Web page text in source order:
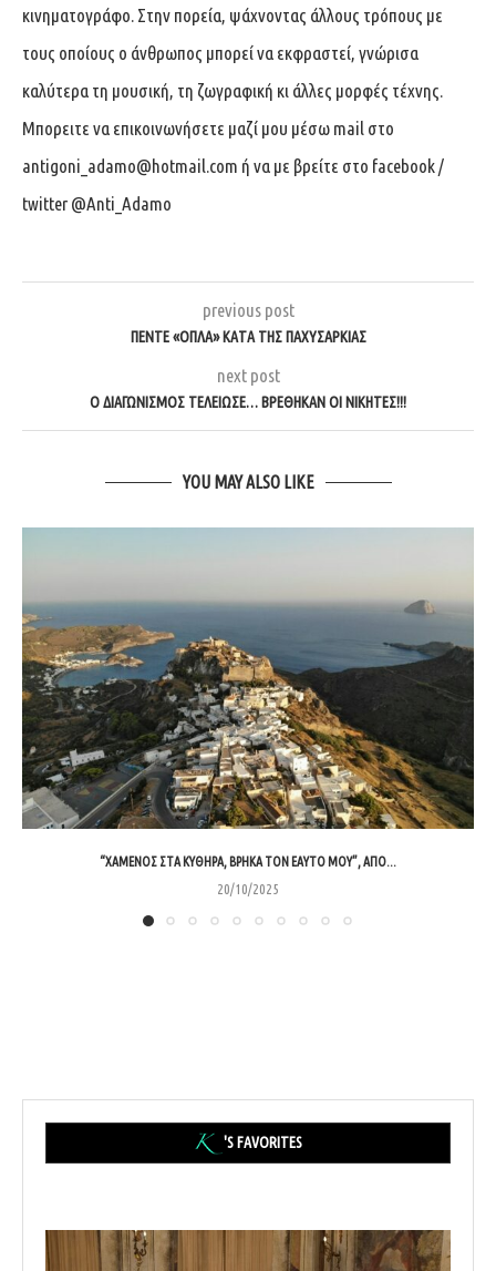
κινηματογράφο. Στην πορεία, ψάχνοντας άλλους τρόπους με
τους οποίους ο άνθρωπος μπορεί να εκφραστεί, γνώρισα
καλύτερα τη μουσική, τη ζωγραφική κι άλλες μορφές τέχνης.
Μπορειτε να επικοινωνήσετε μαζί μου μέσω mail στο
antigoni_adamo@hotmail.com ή να με βρείτε στο facebook /
twitter @Anti_Adamo
previous post
ΠΈΝΤΕ «ΌΠΛΑ» ΚΑΤΆ ΤΗΣ ΠΑΧΥΣΑΡΚΊΑΣ
next post
Ο ΔΙΑΓΩΝΙΣΜΌΣ ΤΕΛΕΊΩΣΕ… ΒΡΈΘΗΚΑΝ ΟΙ ΝΙΚΗΤΈΣ!!!
YOU MAY ALSO LIKE
“ΧΑΜΈΝΟΣ ΣΤΑ ΚΎΘΗΡΑ, ΒΡΉΚΑ ΤΟΝ ΕΑΥΤΌ ΜΟΥ”, ΑΠΌ...
20/10/2025
'S FAVORITES